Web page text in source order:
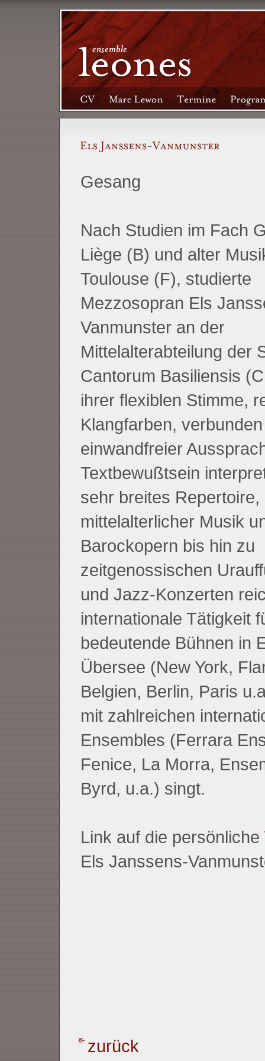
Gesang
Nach Studien im Fach
Liège (B) und alter
Toulouse (F), studierte
Mezzosopran Els
Vanmunster an der
Mittelalterabteilung der
Cantorum Basiliensis
ihrer flexiblen Stimme,
Klangfarben,
einwandfreier
Textbewußtsein
sehr breites Repertoire,
mittelalterlicher Musik
Barockopern bis hin zu
zeitgenossischen
und Jazz-Konzerten
internationale Tätigkeit
bedeutende Bühnen in
Übersee (New York,
Belgien, Berlin, Paris
mit zahlreichen
Ensembles (Ferrara
Fenice, La Morra,
Byrd, u.a.) singt.
Link auf die persönliche
Els Janssens-
zurück